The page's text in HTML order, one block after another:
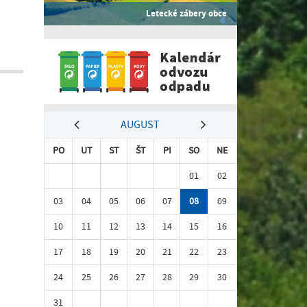
Letecké zábery obce
AUGUST
PO UT ST ŠT PI SO
NE
01
02
03
04 05 06 07 08
09
10
11 12 13 14 15
16
17
18 19 20 21 22
23
24
25 26 27 28 29
30
31